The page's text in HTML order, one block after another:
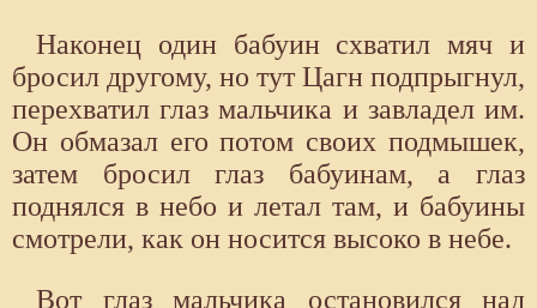
Наконец один бабуин схватил мяч и
бросил другому, но тут Цагн подпрыгнул,
перехватил глаз мальчика и завладел им.
Он обмазал его потом своих подмышек,
затем бросил глаз бабуинам, а глаз
поднялся в небо и летал там, и бабуины
смотрели, как он носится высоко в небе.
Вот глаз мальчика остановился над